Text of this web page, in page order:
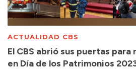
ACTUALIDAD CBS
El CBS abrió sus puertas
en Día de los Patrimonios